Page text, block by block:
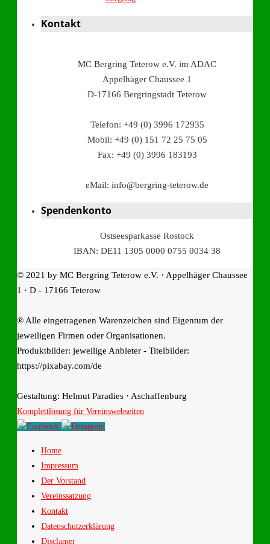
Kontakt
MC Bergring Teterow e.V. im ADAC
Appelhäger Chaussee 1
D-17166 Bergringstadt Teterow
Telefon: +49 (0) 3996 172935
Mobil: +49 (0) 151 72 25 75 05
Fax: +49 (0) 3996 183193
eMail: info@bergring-teterow.de
Spendenkonto
Ostseesparkasse Rostock
IBAN: DE11 1305 0000 0755 0034 38
© 2021 by MC Bergring Teterow e.V. · Appelhäger Chaussee
1 · D - 17166 Teterow
® Alle eingetragenen Warenzeichen sind Eigentum der
jeweiligen Firmen oder Organisationen.
Produktbilder: jeweilige Anbieter - Titelbilder:
https://pixabay.com/de
Gestaltung: Helmut Paradies · Aschaffenburg
Komplettlösung für Vereinswebseiten
Home
Impressum
Der Vorstand
Vereinssatzung
Kontakt
Datenschutzerklärung
Disclamer